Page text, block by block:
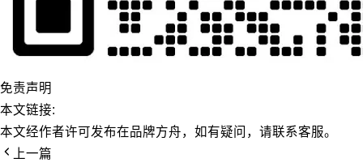
免责声明
本文链接:
本文经作者许可发布在品牌方舟，如有疑问，请联系客服。
上一篇